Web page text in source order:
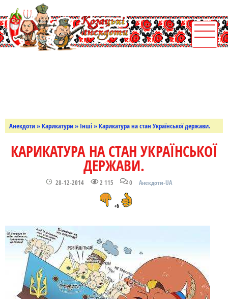
Анекдоти»Карикатури» Інші» Карикатура на стан Української держави.
КАРИКАТУРА НА СТАН УКРАЇНСЬКОЇ
ДЕРЖАВИ.
28-12-2014 2 115 0 Анекдоти-UA
+6